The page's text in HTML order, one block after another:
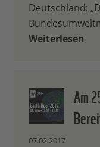
Deutschland:
Weiterlesen
Am
07.02.2017